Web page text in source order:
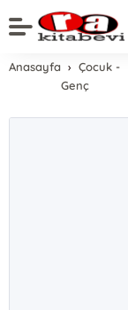
Anasayfa
Çocuk -
Genç